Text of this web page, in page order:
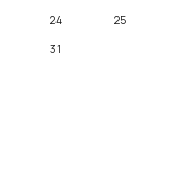
24
25
31